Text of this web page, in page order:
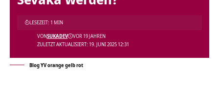
ZULETZT AKTUALISIERT: 19. JUNI 2025 12:31
VONSUKADEV VOR 19 JAHREN
LESEZEIT: 1 MIN
Blog YV orange gelb rot